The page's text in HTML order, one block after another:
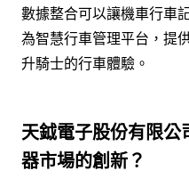
數據整合可以讓機車行車
為智慧行車管理平台，提
升騎士的行車體驗。
天鉞電子股份有限公
器市場的創新？